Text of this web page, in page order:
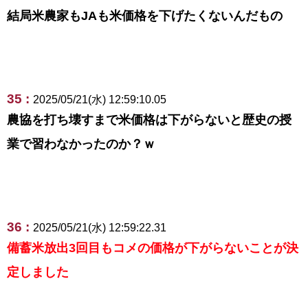
結局米農家もJAも米価格を下げたくないんだもの
35 : 2025/05/21(水) 12:59:10.05
農協を打ち壊すまで米価格は下がらないと歴史の授
業で習わなかったのか？ｗ
36 : 2025/05/21(水) 12:59:22.31
備蓄米放出3回目もコメの価格が下がらないことが決
定しました